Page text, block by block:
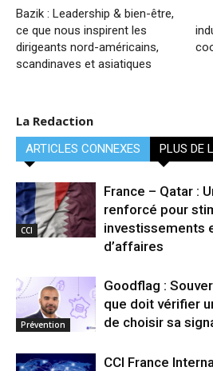
Bazik : Leadership & bien-être,
ce que nous inspirent les
dirigeants nord-américains,
scandinaves et asiatiques
La Redaction
ARTICLES CONNEXES PLUS DE
CCI
France – Qatar :
renforcé pour
investissements
d’affaires
Prévention
Goodflag :
que doit vérifier
de choisir sa
CCI France